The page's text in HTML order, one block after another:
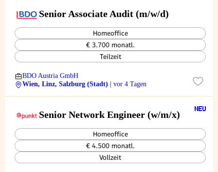
Senior Associate Audit (m/w/d)
Homeoffice
€ 3.700 monatl.
Teilzeit
BDO Austria GmbH
Wien, Linz, Salzburg (Stadt)
| vor 4 Tagen
Senior Network Engineer (w/m/x)
Homeoffice
€ 4.500 monatl.
Vollzeit